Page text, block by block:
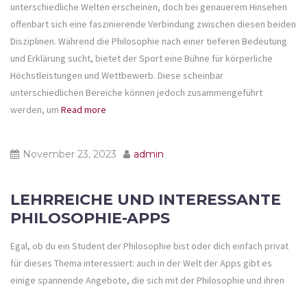
unterschiedliche Welten erscheinen, doch bei genauerem Hinsehen
offenbart sich eine faszinierende Verbindung zwischen diesen beiden
Disziplinen. Während die Philosophie nach einer tieferen Bedeutung
und Erklärung sucht, bietet der Sport eine Bühne für körperliche
Höchstleistungen und Wettbewerb. Diese scheinbar
unterschiedlichen Bereiche können jedoch zusammengeführt
werden, um Read more
November 23, 2023 admin
LEHRREICHE UND INTERESSANTE
PHILOSOPHIE-APPS
Egal, ob du ein Student der Philosophie bist oder dich einfach privat
für dieses Thema interessiert: auch in der Welt der Apps gibt es
einige spannende Angebote, die sich mit der Philosophie und ihren